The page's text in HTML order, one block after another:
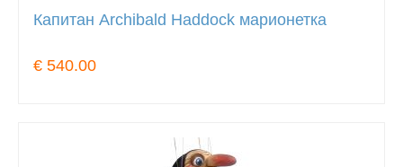
Капитан Archibald Haddock марионетка
€ 540.00